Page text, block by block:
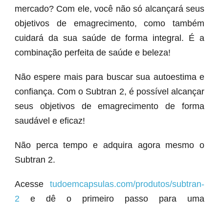
mercado? Com ele, você não só alcançará seus
objetivos de emagrecimento, como também
cuidará da sua saúde de forma integral. É a
combinação perfeita de saúde e beleza!
Não espere mais para buscar sua autoestima e
confiança. Com o Subtran 2, é possível alcançar
seus objetivos de emagrecimento de forma
saudável e eficaz!
Não perca tempo e adquira agora mesmo o
Subtran 2.
Acesse tudoemcapsulas.com/produtos/subtran-
2 e dê o primeiro passo para uma